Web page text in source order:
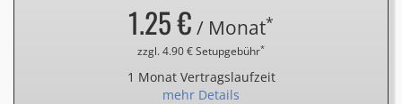
1.25 € / Monat*
zzgl. 4.90 € Setupgebühr*
1 Monat Vertragslaufzeit
mehr Details